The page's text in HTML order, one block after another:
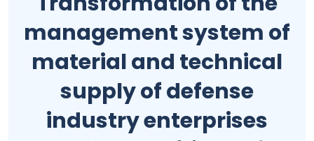
management system of
material and technical
supply of defense
industry enterprises